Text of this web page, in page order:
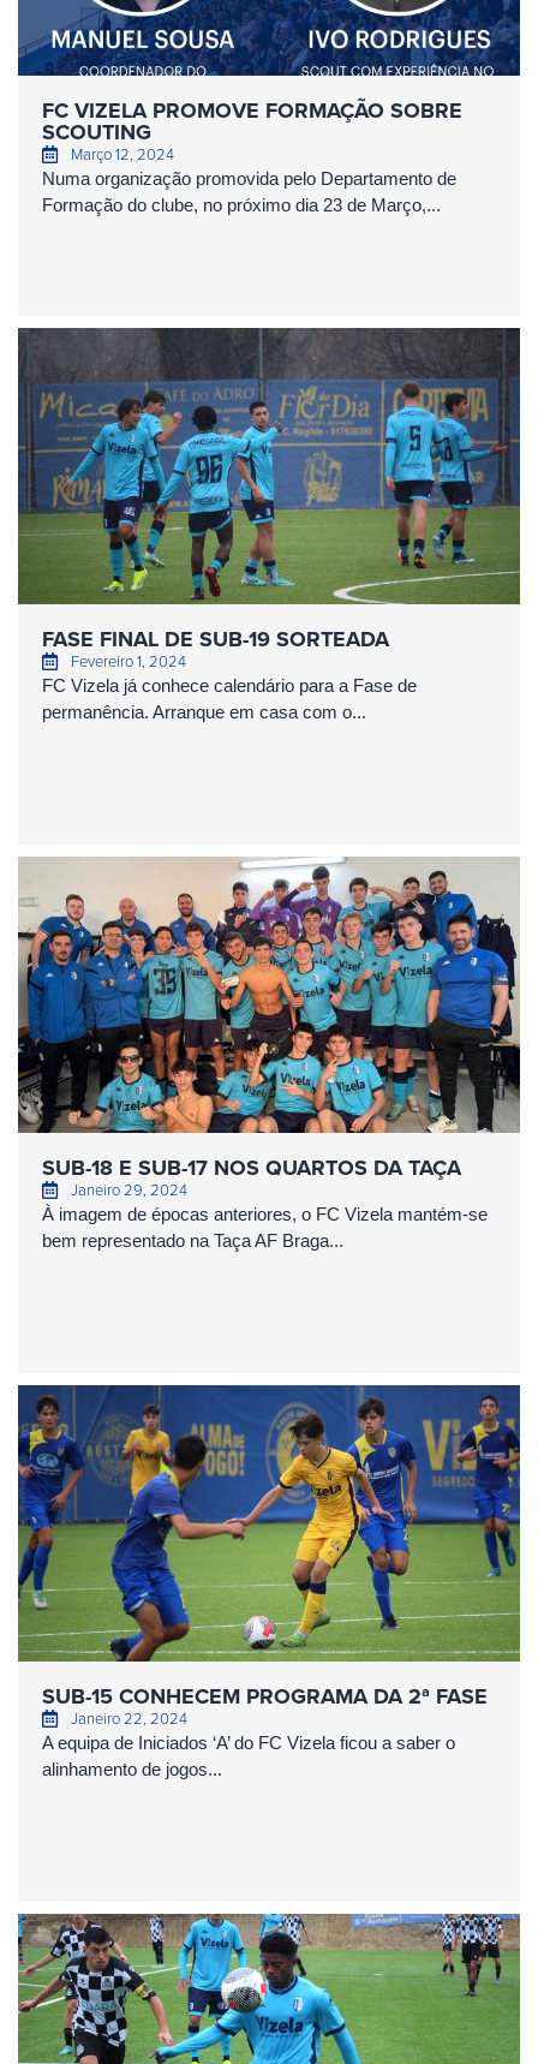
FC VIZELA PROMOVE FORMAÇÃO SOBRE
SCOUTING
Março 12, 2024
Numa organização promovida pelo Departamento de
Formação do clube, no próximo dia 23 de Março,...
FASE FINAL DE SUB-19 SORTEADA
Fevereiro 1, 2024
FC Vizela já conhece calendário para a Fase de
permanência. Arranque em casa com o...
SUB-18 E SUB-17 NOS QUARTOS DA TAÇA
Janeiro 29, 2024
À imagem de épocas anteriores, o FC Vizela mantém-se
bem representado na Taça AF Braga...
SUB-15 CONHECEM PROGRAMA DA 2ª FASE
Janeiro 22, 2024
A equipa de Iniciados ‘A’ do FC Vizela ficou a saber o
alinhamento de jogos...